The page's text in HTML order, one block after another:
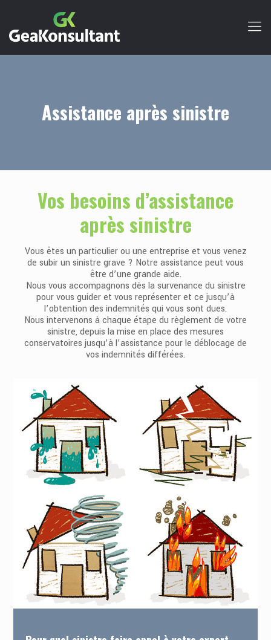
Assistance après sinistre
Vos besoins d’assistance
après sinistre
Vous êtes un particulier ou une entreprise et vous venez
de subir un sinistre grave ? Notre assistance peut vous
être d’une grande aide.
Nous vous accompagnons dès la survenance du sinistre
pour vous guider et vous représenter et ce jusqu’à
l’obtention des indemnités qui vous sont dues.
Nous intervenons à chaque étape du règlement de votre
sinistre, depuis la mise en place des mesures
conservatoires jusqu’à l’assistance pour le déblocage de
vos indemnités différées.